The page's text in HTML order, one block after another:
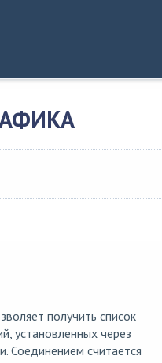
получить список
установленных через
Соединением считается